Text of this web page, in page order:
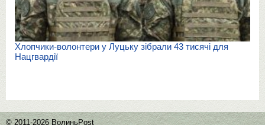
Хлопчики-волонтери у Луцьку зібрали 43 тисячі для
Нацгвардії
© 2011-2026 ВолиньPost